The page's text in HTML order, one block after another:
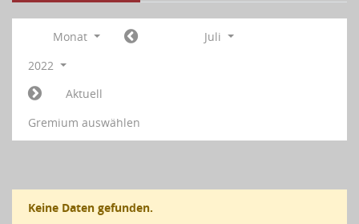
Monat
Juli
2022
Aktuell
Gremium auswählen
Keine Daten gefunden.